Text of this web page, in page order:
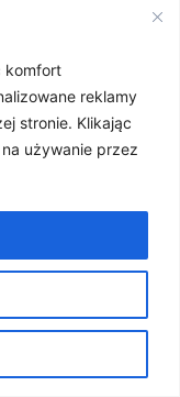
komfort
reklamy
stronie. Klikając
używanie przez
do snu
już na
Jak więc chcą
Obsługiwane przez